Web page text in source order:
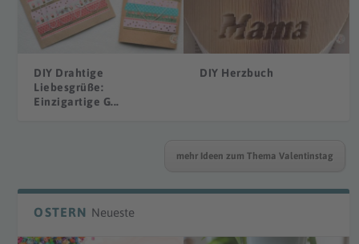
DIY Drahtige
Liebesgrüße:
Einzigartige G...
DIY Herzbuch
mehr Ideen zum Thema Valentinstag
OSTERN Neueste